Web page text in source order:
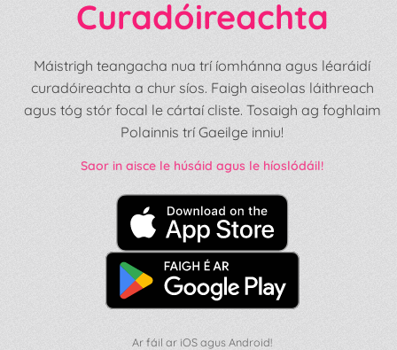
Curadóireachta
Máistrigh teangacha nua trí íomhánna agus léaráidí
curadóireachta a chur síos. Faigh aiseolas láithreach
agus tóg stór focal le cártaí cliste. Tosaigh ag foghlaim
Polainnis trí Gaeilge inniu!
Saor in aisce le húsáid agus le híoslódáil!
Ar fáil ar iOS agus Android!